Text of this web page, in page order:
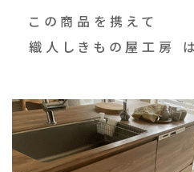
この商品を携えて
織人しきもの屋工房 は